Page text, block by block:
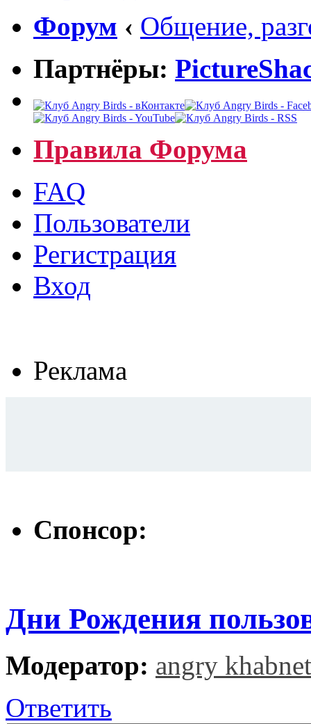
Форум ‹ Общение,
Партнёры:
Правила Форума
FAQ
Пользователи
Регистрация
Вход
Реклама
Спонсор:
Дни Рождения
Модератор: angry khabnet
Ответить